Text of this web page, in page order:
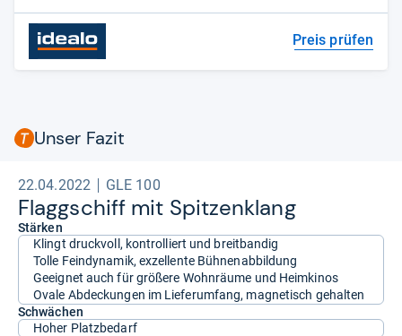
Preis prüfen
Unser Fazit
22.04.2022 GLE 100
Flagg­schiff mit Spit­zen­klang
Stärken
Klingt druckvoll, kontrolliert und breitbandig
Tolle Feindynamik, exzellente Bühnenabbildung
Geeignet auch für größere Wohnräume und Heimkinos
Ovale Abdeckungen im Lieferumfang, magnetisch gehalten
Schwächen
Hoher Platzbedarf